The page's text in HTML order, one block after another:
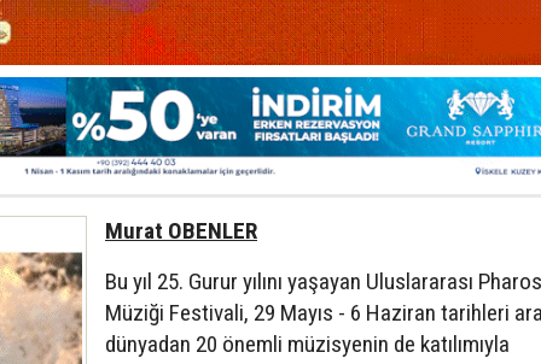
Murat OBENLER
Bu yıl 25. Gurur yılını yaşayan Uluslararası
Müziği Festivali, 29 Mayıs - 6 Haziran tarihleri
dünyadan 20 önemli müzisyenin de katılımıyla